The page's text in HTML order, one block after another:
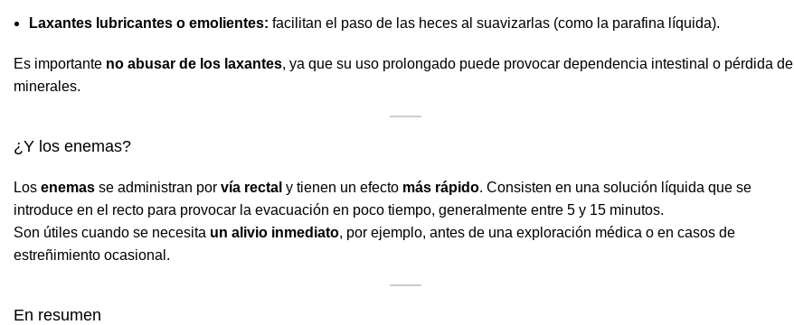
Laxantes lubricantes o emolientes: facilitan el paso de las heces al suavizarlas (como la parafina líquida).
Es importante no abusar de los laxantes, ya que su uso prolongado puede provocar dependencia intestinal o pérdida de
minerales.
¿Y los enemas?
Los enemas se administran por vía rectal y tienen un efecto más rápido. Consisten en una solución líquida que se
introduce en el recto para provocar la evacuación en poco tiempo, generalmente entre 5 y 15 minutos.
Son útiles cuando se necesita un alivio inmediato, por ejemplo, antes de una exploración médica o en casos de
estreñimiento ocasional.
En resumen